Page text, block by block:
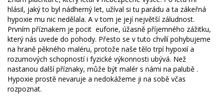
hlásil, jaký to byl nádherný let, užíval si tu parádu a ta zákeřná
hypoxie mu nic nedělala. A v tom je její největší záludnost.
Prvním příznakem je pocit euforie, úžasně příjemného zážitku,
který nás uvede do pohody. Přesto se v tuto chvílí pohybujeme
na hraně pěkného maléru, protože naše tělo trpí hypoxií a
rozumových schopností i fyzické výkonnosti ubývá. Než
nastanou další příznaky, může být malér s námi na palubě .
Hypoxie prostě nevaruje a nedokážeme ji na sobě včas
rozpoznat.